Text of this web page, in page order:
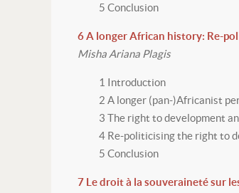
5 Conclusion
6 A longer African history: Re-
Misha Ariana Plagis
1 Introduction
2 A longer (pan-)Africanist
3 The right to development
4 Re-politicising the right to
5 Conclusion
7 Le droit à la souveraineté sur